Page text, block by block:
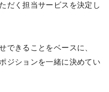
だく担当サービスを決定し
できることをベースに、
ジションを一緒に決めてい